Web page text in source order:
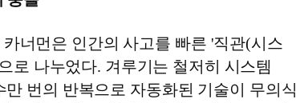
너먼은 인간의 사고를 빠른 '직관(시스
로 나누었다. 겨루기는 철저히 시스템
번의 반복으로 자동화된 기술이 무의식